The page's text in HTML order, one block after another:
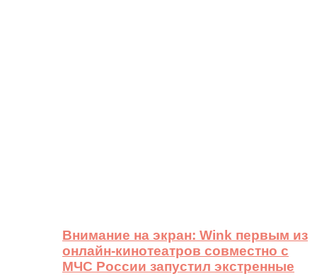
Внимание на экран: Wink первым из
онлайн-кинотеатров совместно с
МЧС России запустил экстренные